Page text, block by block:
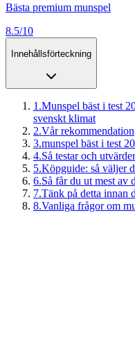
Bästa premium munspel
8.5/10
Innehållsförteckning
1 .Munspel bäst i test
svenskt klimat
2.Vår rekommendation
3.munspel bäst i test
4.Så testar och
5.Köpguide: så väljer
6.Så får du ut mest av
7.Tänk på detta innan
8.Vanliga frågor om